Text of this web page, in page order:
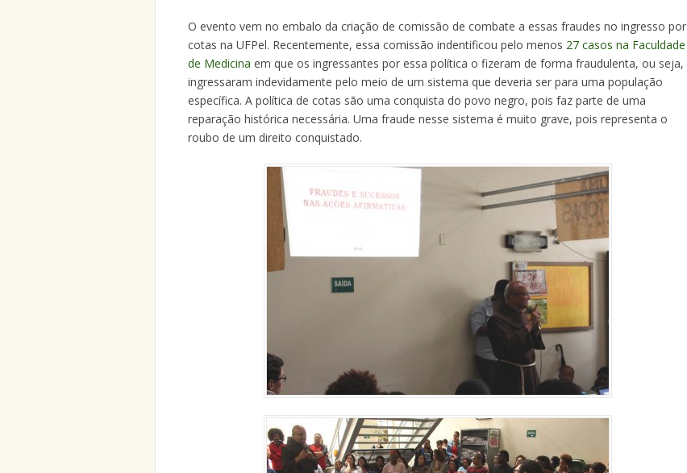
O evento vem no embalo da criação de comissão de combate a essas fraudes no ingresso por
cotas na UFPel. Recentemente, essa comissão indentificou pelo menos 27 casos na Faculdade
de Medicina em que os ingressantes por essa política o fizeram de forma fraudulenta, ou seja,
ingressaram indevidamente pelo meio de um sistema que deveria ser para uma população
específica. A política de cotas são uma conquista do povo negro, pois faz parte de uma
reparação histórica necessária. Uma fraude nesse sistema é muito grave, pois representa o
roubo de um direito conquistado.